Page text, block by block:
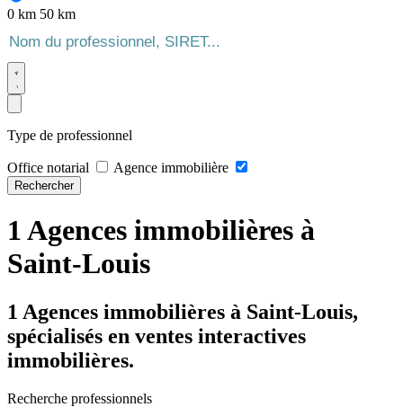
0 km 50 km
Type de professionnel
Office notarial Agence immobilière
Rechercher
1 Agences immobilières à
Saint-Louis
1 Agences immobilières à Saint-Louis,
spécialisés en ventes interactives
immobilières.
Recherche professionnels